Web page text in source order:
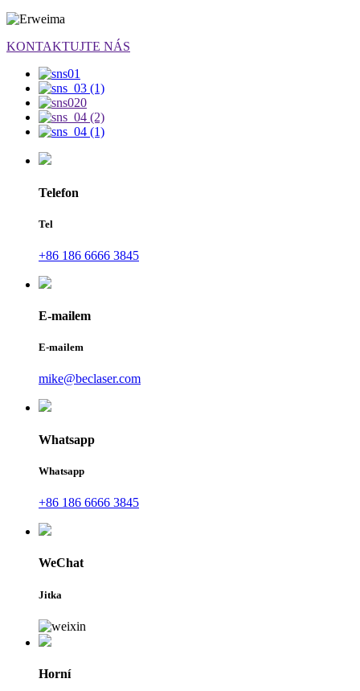
KONTAKTUJTE NÁS
Telefon
Tel
+86 186 6666 3845
E-mailem
E-mailem
mike@beclaser.com
Whatsapp
Whatsapp
+86 186 6666 3845
WeChat
Jitka
Horní